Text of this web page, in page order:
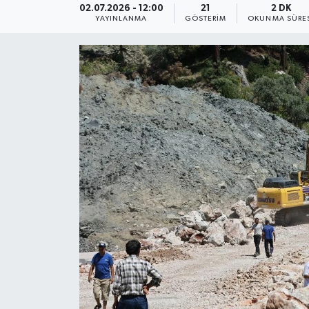
02.07.2026 - 12:00
YAYINLANMA
21
GÖSTERIM
2 DK
OKUNMA